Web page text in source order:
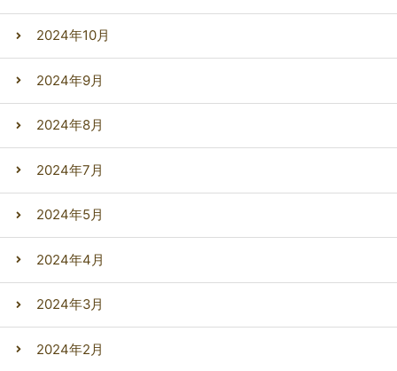
2024年10月
2024年9月
2024年8月
2024年7月
2024年5月
2024年4月
2024年3月
2024年2月